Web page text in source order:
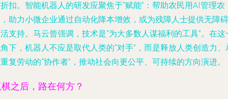
扣。智能机器人的研发应聚焦于“赋能”：帮助农民用AI管理农
助力小微企业通过自动化降本增效，或为残障人士提供无障碍
支持。马云曾强调，技术是“为大多数人谋福利的工具”。在这
下，机器人不应是取代人类的“对手”，而是释放人类创造力、
复劳动的“协作者”，推动社会向更公平、可持续的方向演进。
之后，路在何方？